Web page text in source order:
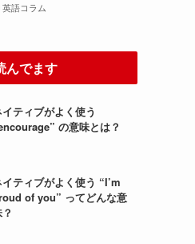
英語コラム
んでます
ティブがよく使う
の意味とは？
ティブがよく使う “I’m
of you” ってどんな意